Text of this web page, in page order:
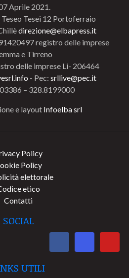
Aprile 2021.
Teseo Tesei 12 Portoferraio
direzione@elbapress.it
registro delle imprese
e Tirreno
delle imprese Li- 206464
- Pec: srllive@pec.it
– 328.8199000
e layout Infoelba srl
Policy
Policy
elettorale
etico
Contatti
SOCIAL
UTILI